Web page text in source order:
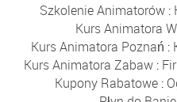
Szkolenie Animatorów:
Kurs Animatora
Kurs Animatora Poznań :
Kurs Animatora Zabaw :
Kupony Rabatowe :